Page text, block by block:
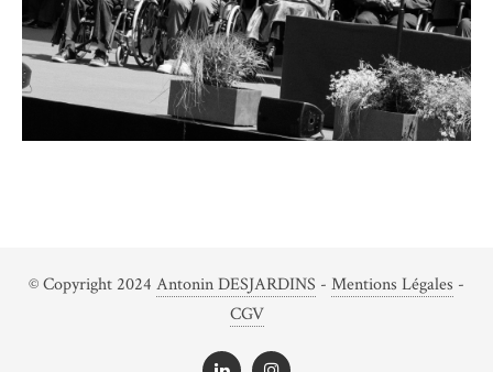
© Copyright 2024 Antonin DESJARDINS - Mentions Légales -
CGV